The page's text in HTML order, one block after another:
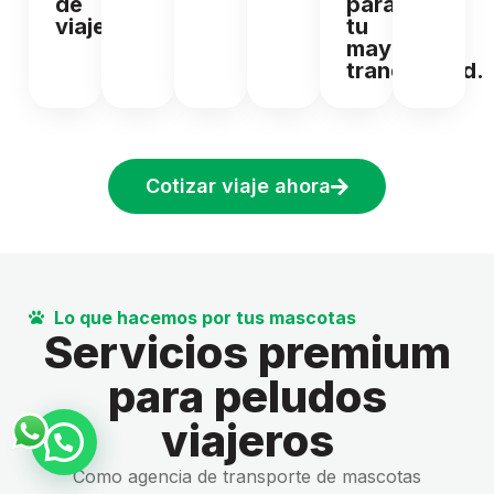
viaje.
tu
mayor
tranquilidad.
Cotizar viaje ahora
Lo que hacemos por tus mascotas
Servicios premium
para peludos
viajeros
Como agencia de transporte de mascotas